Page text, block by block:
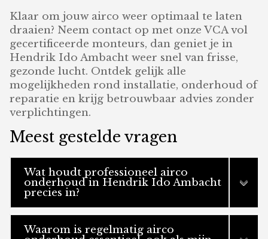
Klaar om jouw airco weer optimaal te laten
draaien? Neem contact op met onze VCA vol
gecertificeerde monteurs, dan geniet je in
Hendrik Ido Ambacht weer snel van frisse,
gezonde lucht. Ontdek gelijk alle
mogelijkheden rond installatie, onderhoud of
reparatie en krijg betrouwbaar advies zonder
verplichtingen.
Meest gestelde vragen
Wat houdt professioneel airco
onderhoud in Hendrik Ido Ambacht
precies in?
Waarom is regelmatig airco